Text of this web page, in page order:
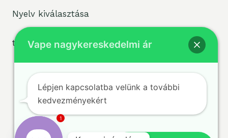
Nyelv kiválasztása
tpe widget="select2/tpw_select2.php"
Feltételek
Adatvédelmi
irányelvek
© 2026 sigvape.com -
WordPress téma:
Kadence WP
Vape nagykereskedelmi ár
Lépjen kapcsolatba velünk a további
kedvezményekért
1